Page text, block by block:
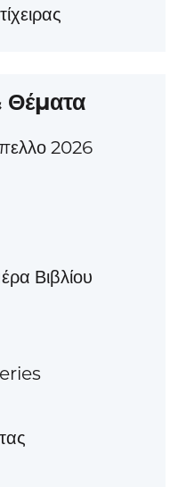
Θέματα
2026
Βιβλίου